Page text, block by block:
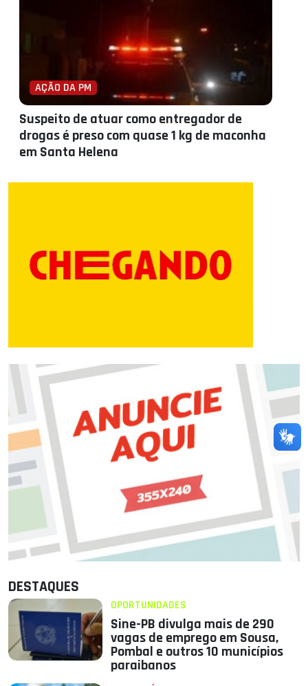
AÇÃO DA PM
Suspeito de atuar como entregador de
drogas é preso com quase 1 kg de maconha
em Santa Helena
DESTAQUES
OPORTUNIDADES
Sine-PB divulga mais de 290
vagas de emprego em Sousa,
Pombal e outros 10 municípios
paraibanos